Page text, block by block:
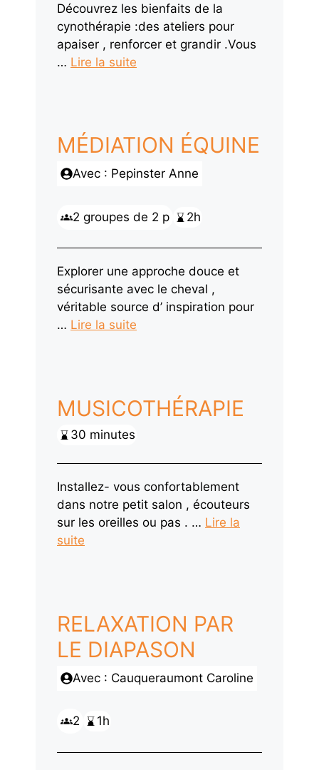
Découvrez les bienfaits de la
cynothérapie :des ateliers pour
apaiser , renforcer et grandir .Vous
… Lire la suite
MÉDIATION ÉQUINE
Avec : Pepinster Anne
2 groupes de 2 p 2h
Explorer une approche douce et
sécurisante avec le cheval ,
véritable source d’ inspiration pour
… Lire la suite
MUSICOTHÉRAPIE
30 minutes
Installez- vous confortablement
dans notre petit salon , écouteurs
sur les oreilles ou pas . … Lire la
suite
RELAXATION PAR
LE DIAPASON
Avec : Cauqueraumont Caroline
2 1h